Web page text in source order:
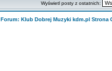
Wyświetl posty z ostatnich:
Forum: Klub Dobrej Muzyki kdm.pl Strona